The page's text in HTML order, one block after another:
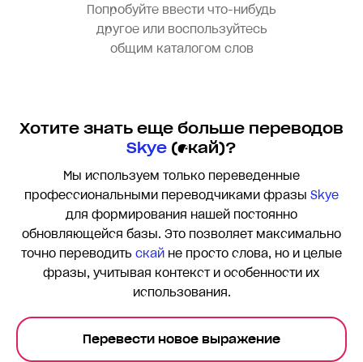
Попробуйте ввести что-нибудь
другое или воспользуйтесь
общим каталогом слов
Хотите знать еще больше переводов
Skye (скай)?
Мы используем только переведенные
профессиональными переводчиками фразы Skye
для формирования нашей постоянно
обновляющейся базы. Это позволяет максимально
точно переводить скай не просто слова, но и целые
фразы, учитывая контекст и особенности их
использования.
Перевести новое выражение